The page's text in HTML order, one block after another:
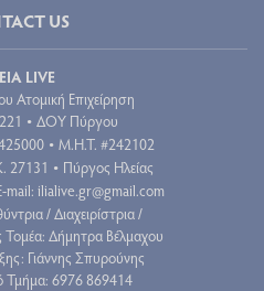
US
LIVE
Ατομική Επιχείρηση
• ΔΟΥ Πύργου
• Μ.Η.Τ. #242102
27131 • Πύργος Ηλείας
mail: ilialive.gr@gmail.com
/ Διαχειρίστρια /
Τομέα: Δήμητρα Βέλμαχου
Γιάννης Σπυρούνης
Τμήμα: 6976 869414